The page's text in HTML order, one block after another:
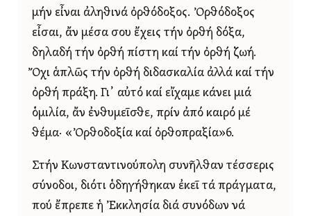
μήν εἶναι ἀληθινά ὀρθόδοξος. Ὀρθόδοξος
εἶσαι, ἄν μέσα σου ἔχεις τήν ὀρθή δόξα,
δηλαδή τήν ὀρθή πίστη καί τήν ὀρθή ζωή.
Ὄχι ἁπλῶς τήν ὀρθή διδασκαλία ἀλλά καί τήν
ὀρθή πράξη. Γι᾿ αὐτό καί εἴχαμε κάνει μιά
ὁμιλία, ἄν ἐνθυμεῖσθε, πρίν ἀπό καιρό μέ
θέμα· «Ὀρθοδοξία καί ὀρθοπραξία»6.
Στήν Κωνσταντινούπολη συνῆλθαν τέσσερις
σύνοδοι, διότι ὁδηγήθηκαν ἐκεῖ τά πράγματα,
πού ἔπρεπε ἡ Ἐκκλησία διά συνόδων νά